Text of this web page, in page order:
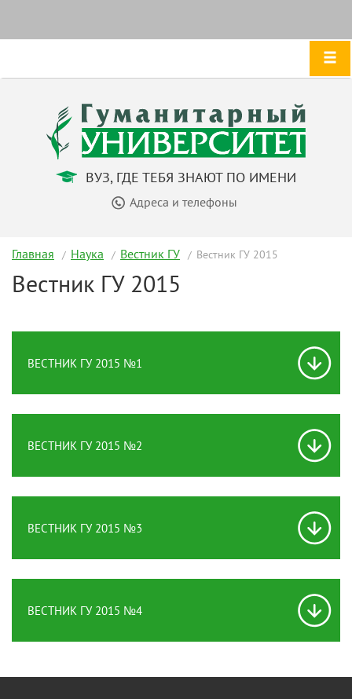
ВУЗ, ГДЕ ТЕБЯ ЗНАЮТ ПО ИМЕНИ
Адреса и телефоны
Главная Наука Вестник ГУ Вестник ГУ 2015
Вестник ГУ 2015
ВЕСТНИК ГУ 2015 №1
ВЕСТНИК ГУ 2015 №2
ВЕСТНИК ГУ 2015 №3
ВЕСТНИК ГУ 2015 №4